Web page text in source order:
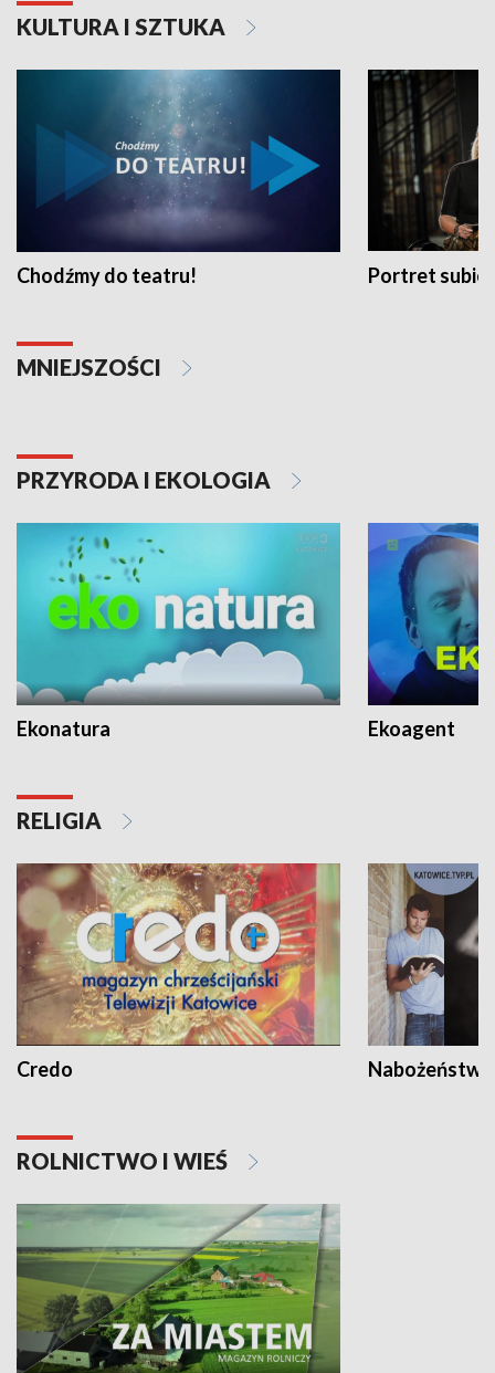
KULTURA I SZTUKA
Chodźmy do teatru! Portret
MNIEJSZOŚCI
PRZYRODA I EKOLOGIA
Ekonatura Ekoagent
RELIGIA
Credo
ROLNICTWO I WIEŚ